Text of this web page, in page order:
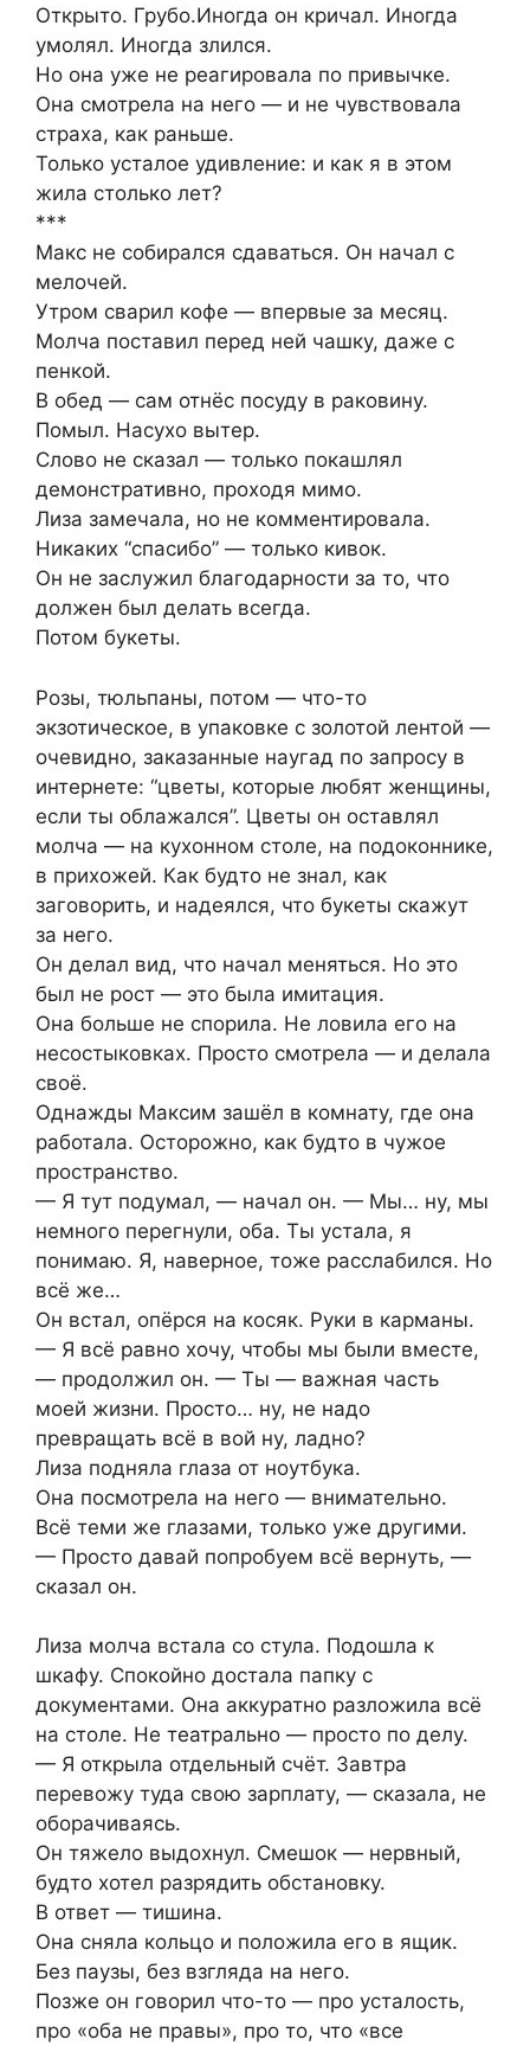
Открыто. Грубо.Иногда он кричал. Иногда
умолял. Иногда злился.
Но она уже не реагировала по привычке.
Она смотрела на него — и не чувствовала
страха, как раньше.
Только усталое удивление: и как я в этом
жила столько лет?
***
Макс не собирался сдаваться. Он начал с
мелочей.
Утром сварил кофе — впервые за месяц.
Молча поставил перед ней чашку, даже с
пенкой.
В обед — сам отнёс посуду в раковину.
Помыл. Насухо вытер.
Слово не сказал — только покашлял
демонстративно, проходя мимо.
Лиза замечала, но не комментировала.
Никаких “спасибо” — только кивок.
Он не заслужил благодарности за то, что
должен был делать всегда.
Потом букеты.
Розы, тюльпаны, потом — что-то
экзотическое, в упаковке с золотой лентой —
очевидно, заказанные наугад по запросу в
интернете: “цветы, которые любят женщины,
если ты облажался”. Цветы он оставлял
молча — на кухонном столе, на подоконнике,
в прихожей. Как будто не знал, как
заговорить, и надеялся, что букеты скажут
за него.
Он делал вид, что начал меняться. Но это
был не рост — это была имитация.
Она больше не спорила. Не ловила его на
несостыковках. Просто смотрела — и делала
своё.
Однажды Максим зашёл в комнату, где она
работала. Осторожно, как будто в чужое
пространство.
— Я тут подумал, — начал он. — Мы… ну, мы
немного перегнули, оба. Ты устала, я
понимаю. Я, наверное, тоже расслабился. Но
всё же…
Он встал, опёрся на косяк. Руки в карманы.
— Я всё равно хочу, чтобы мы были вместе,
— продолжил он. — Ты — важная часть
моей жизни. Просто… ну, не надо
превращать всё в вой ну, ладно?
Лиза подняла глаза от ноутбука.
Она посмотрела на него — внимательно.
Всё теми же глазами, только уже другими.
— Просто давай попробуем всё вернуть, —
сказал он.
Лиза молча встала со стула. Подошла к
шкафу. Спокойно достала папку с
документами. Она аккуратно разложила всё
на столе. Не театрально — просто по делу.
— Я открыла отдельный счёт. Завтра
перевожу туда свою зарплату, — сказала, не
оборачиваясь.
Он тяжело выдохнул. Смешок — нервный,
будто хотел разрядить обстановку.
В ответ — тишина.
Она сняла кольцо и положила его в ящик.
Без паузы, без взгляда на него.
Позже он говорил что-то — про усталость,
про «оба не правы», про то, что «все